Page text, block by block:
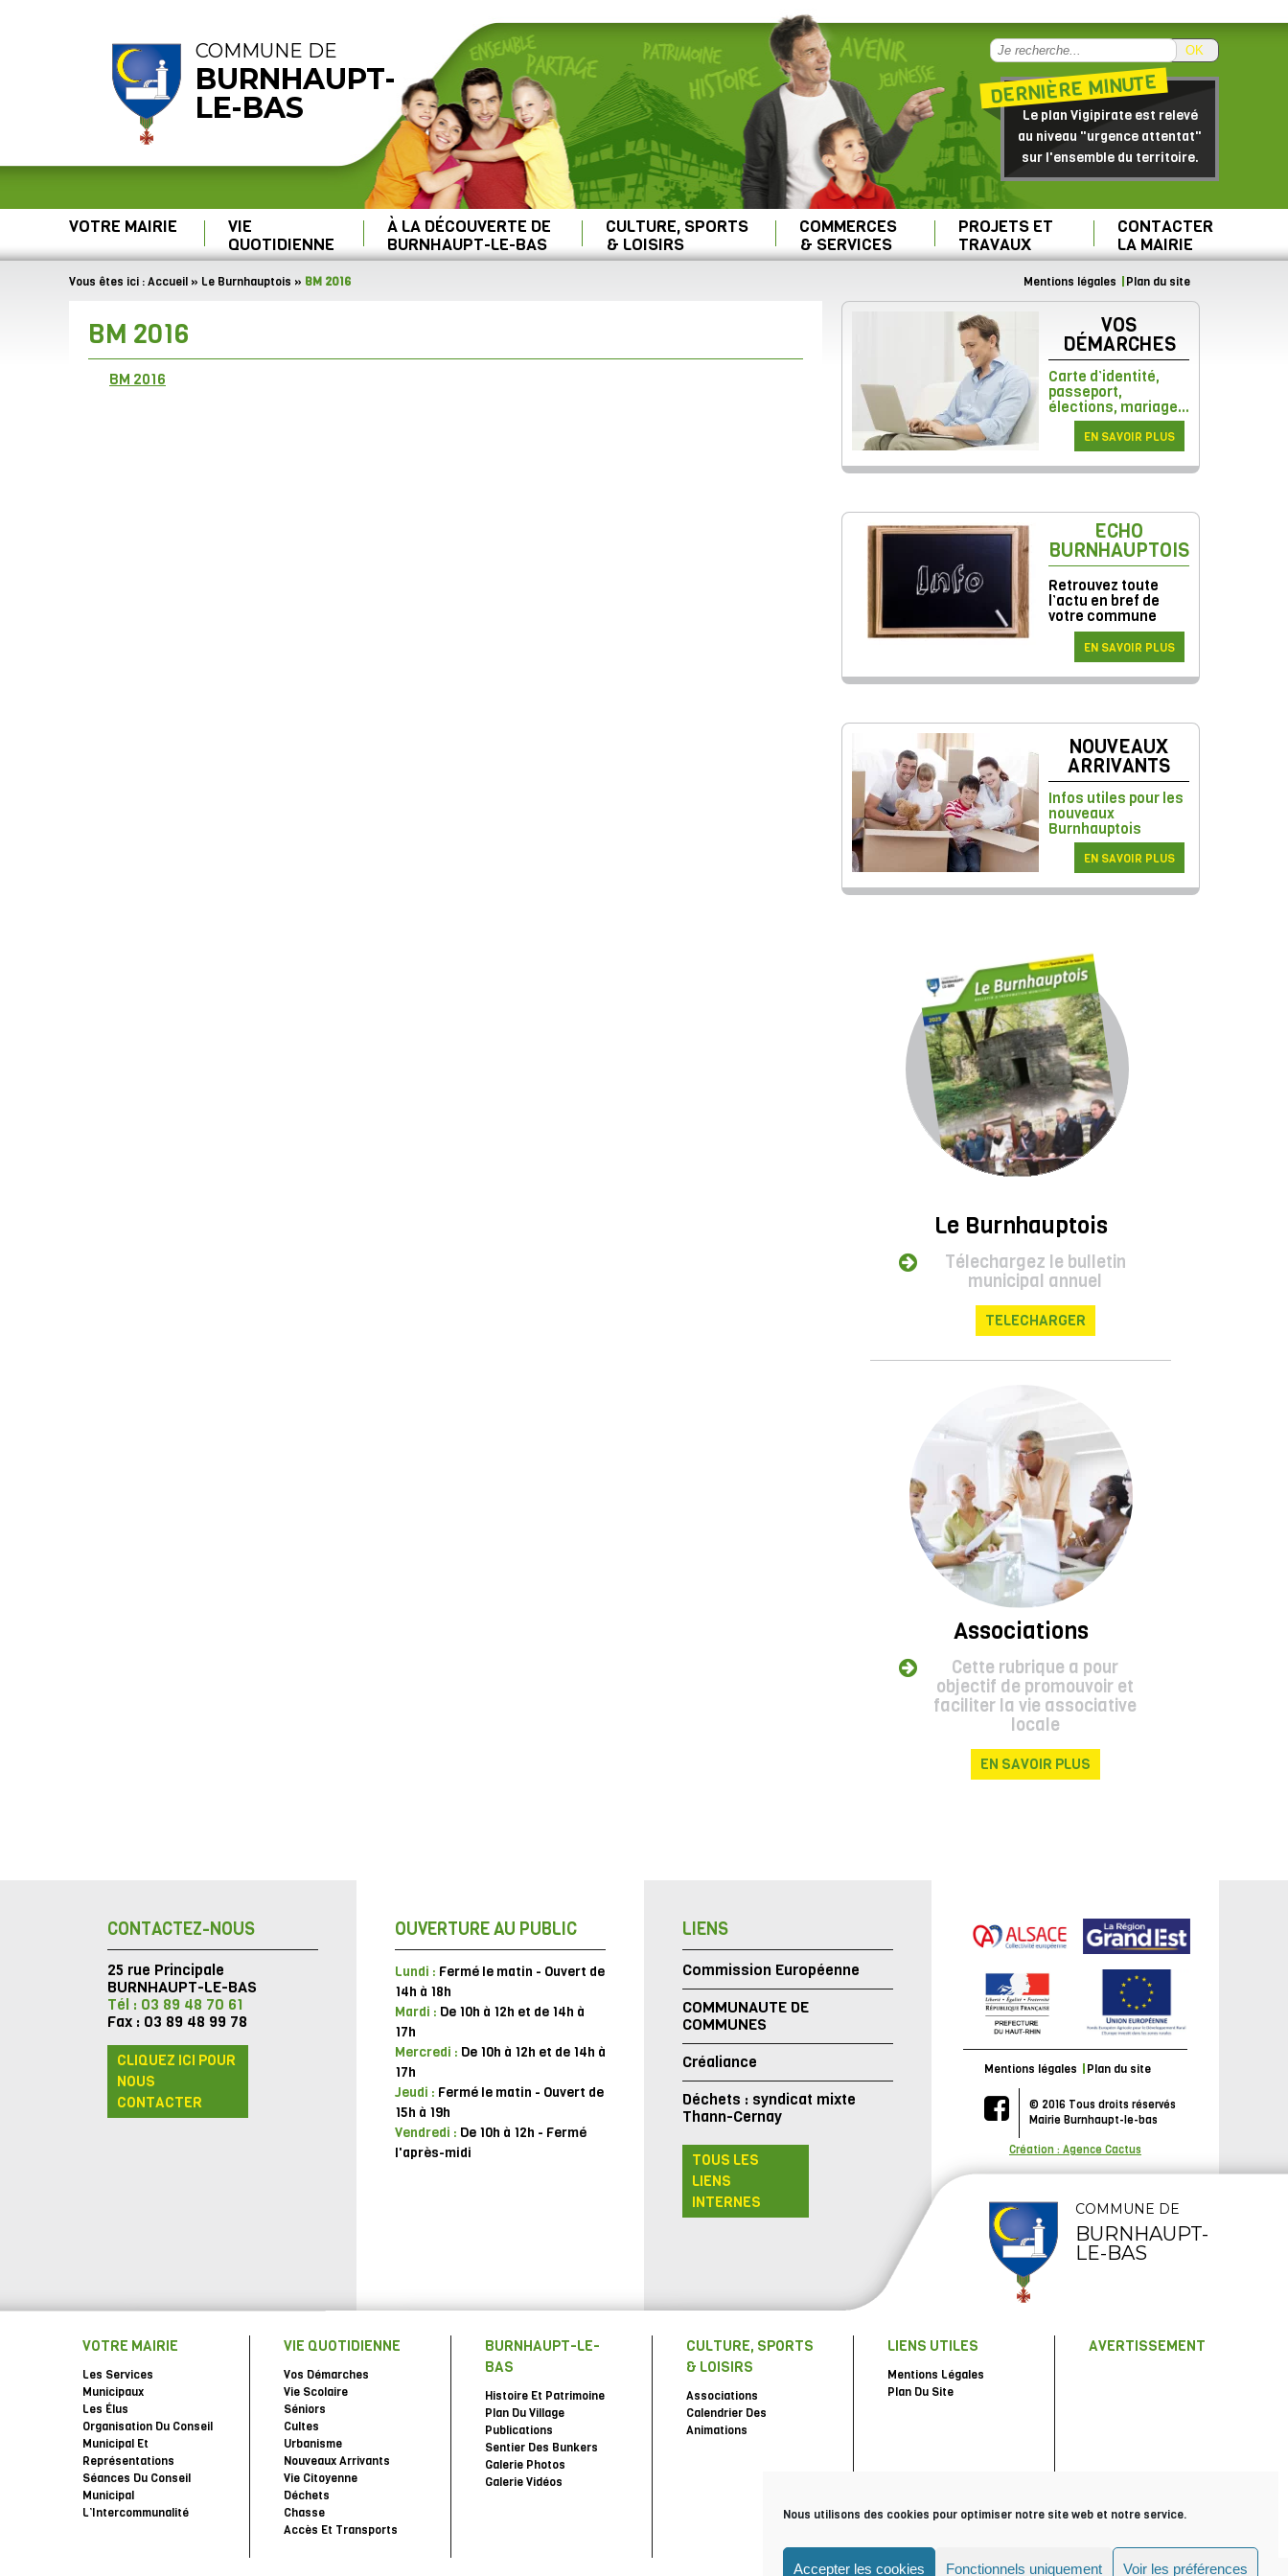
Nous utilisons des cookies pour optimiser notre site web et notre service.
Accepter les cookies Fonctionnels uniquement Voir les préférences
COMMUNE DE
BURNHAUPT-
LE-BAS
OK
DERNIÈRE MINUTE
Le plan Vigipirate est relevé
au niveau "urgence attentat"
sur l'ensemble du territoire.
VOTRE MAIRIE VIE
QUOTIDIENNE
À LA DÉCOUVERTE DE
BURNHAUPT-LE-BAS
CULTURE, SPORTS
& LOISIRS
COMMERCES
& SERVICES
PROJETS ET
TRAVAUX
CONTACTER
LA MAIRIE
Vous êtes ici :Accueil » Le Burnhauptois » BM 2016 Mentions légales Plan du site
BM 2016
BM 2016
VOS
DÉMARCHES
Carte d’identité,
passeport,
élections, mariage...
EN SAVOIR PLUS
ECHO
BURNHAUPTOIS
Retrouvez toute
l’actu en bref de
votre commune
EN SAVOIR PLUS
NOUVEAUX
ARRIVANTS
Infos utiles pour les
nouveaux
Burnhauptois
EN SAVOIR PLUS
Le Burnhauptois
Télechargez le bulletin
municipal annuel
TELECHARGER
Associations
Cette rubrique a pour
objectif de promouvoir et
faciliter la vie associative
locale
EN SAVOIR PLUS
CONTACTEZ-NOUS
25 rue Principale
BURNHAUPT-LE-BAS
Tél : 03 89 48 70 61
Fax : 03 89 48 99 78
CLIQUEZ ICI POUR
NOUS
CONTACTER
OUVERTURE AU PUBLIC
Lundi : Fermé le matin - Ouvert de
14h à 18h
Mardi : De 10h à 12h et de 14h à
17h
Mercredi : De 10h à 12h et de 14h à
17h
Jeudi : Fermé le matin - Ouvert de
15h à 19h
Vendredi : De 10h à 12h - Fermé
l'après-midi
LIENS
Commission Européenne
COMMUNAUTE DE
COMMUNES
Créaliance
Déchets : syndicat mixte
Thann-Cernay
TOUS LES
LIENS
INTERNES
Mentions légales Plan du site
© 2016 Tous droits réservés
Mairie Burnhaupt-le-bas
Création : Agence Cactus
COMMUNE DE
BURNHAUPT-
LE-BAS
VOTRE MAIRIE
Les Services
Municipaux
Les Élus
Organisation Du Conseil
Municipal Et
Représentations
Séances Du Conseil
Municipal
L’Intercommunalité
VIE QUOTIDIENNE
Vos Démarches
Vie Scolaire
Séniors
Cultes
Urbanisme
Nouveaux Arrivants
Vie Citoyenne
Déchets
Chasse
Accès Et Transports
BURNHAUPT-LE-
BAS
Histoire Et Patrimoine
Plan Du Village
Publications
Sentier Des Bunkers
Galerie Photos
Galerie Vidéos
CULTURE, SPORTS
& LOISIRS
Associations
Calendrier Des
Animations
LIENS UTILES
Mentions Légales
Plan Du Site
AVERTISSEMENT